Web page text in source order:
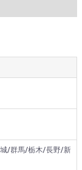
/群馬/栃木/長野/新